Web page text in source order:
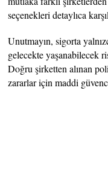
seçenekleri detaylıca
Unutmayın, sigorta
gelecekte yaşanabilecek
Doğru şirketten alınan
zararlar için maddi